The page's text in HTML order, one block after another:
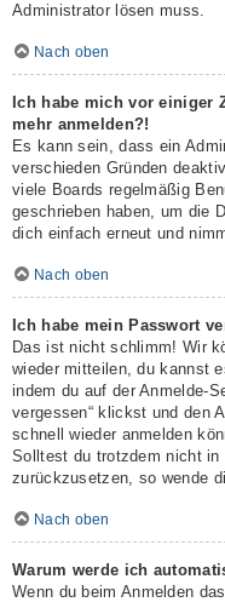
Administrator lösen muss.
Nach oben
Ich habe mich vor einiger
mehr anmelden?!
Es kann sein, dass ein
verschieden Gründen
viele Boards regelmäßig
geschrieben haben, um die
dich einfach erneut und
Nach oben
Ich habe mein Passwort
Das ist nicht schlimm! Wir
wieder mitteilen, du kannst
indem du auf der Anmelde-
vergessen“ klickst und den
schnell wieder anmelden
Solltest du trotzdem nicht
zurückzusetzen, so wende
Nach oben
Warum werde ich
Wenn du beim Anmelden